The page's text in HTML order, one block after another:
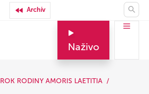
Archív
Naživo
ROK RODINY AMORIS LAETITIA